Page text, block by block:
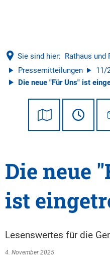
Sie sind hier: Rathaus und
Pressemitteilungen
11/
Die neue "Für Uns" ist
Die neue
ist
Lesenswertes für die
4. November 2025